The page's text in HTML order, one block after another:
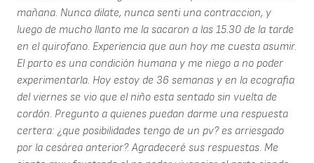
mañana. Nunca dilate, nunca senti una contraccion, y
luego de mucho llanto me la sacaron a las 15.30 de la tarde
en el quirofano. Experiencia que aun hoy me cuesta asumir.
El parto es una condición humana y me niego a no poder
experimentarla. Hoy estoy de 36 semanas y en la ecografia
del viernes se vio que el niño esta sentado sin vuelta de
cordón. Pregunto a quienes puedan darme una respuesta
certera: ¿que posibilidades tengo de un pv? es arriesgado
por la cesárea anterior?. Agradeceré sus respuestas. Me